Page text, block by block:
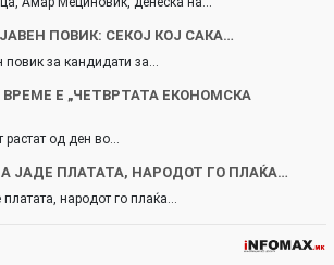
ПОВИК: СЕКОЈ КОЈ САКА…
повик за кандидати за…
Е „ЧЕТВРТАТА ЕКОНОМСКА
растат од ден во…
ЈАДЕ ПЛАТАТА, НАРОДОТ ГО ПЛАЌА…
платата, народот го плаќа…